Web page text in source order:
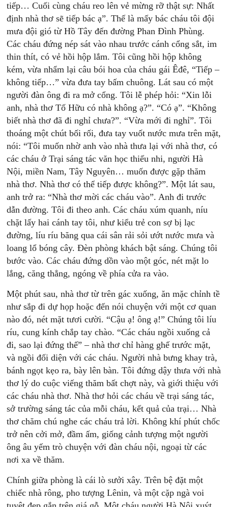
tiếp… Cuối cùng cháu reo lên vẻ mừng rỡ thật sự: Nhất
định nhà thơ sẽ tiếp bác ạ”. Thế là mấy bác cháu tôi đội
mưa đội gió từ Hồ Tây đến đường Phan Đình Phùng.
Các cháu đứng nép sát vào nhau trước cánh cổng sắt, im
thin thít, có vẻ hồi hộp lắm. Tôi cũng hồi hộp không
kém, vừa nhẩm lại câu bói hoa của cháu gái Êđê, “Tiếp –
không tiếp…” vừa đưa tay bấm chuông. Lát sau có một
người đàn ông đi ra mở cổng. Tôi lễ phép hỏi: “Xin lỗi
anh, nhà thơ Tố Hữu có nhà không ạ?”. “Có ạ”. “Không
biết nhà thơ đã đi nghỉ chưa?”. “Vừa mới đi nghỉ”. Tôi
thoáng một chút bối rối, đưa tay vuốt nước mưa trên mặt,
nói: “Tôi muốn nhờ anh vào nhà thưa lại với nhà thơ, có
các cháu ở Trại sáng tác văn học thiếu nhi, người Hà
Nội, miền Nam, Tây Nguyên… muốn được gặp thăm
nhà thơ. Nhà thơ có thể tiếp được không?”. Một lát sau,
anh trở ra: “Nhà thơ mời các cháu vào”. Anh đi trước
dẫn đường. Tôi đi theo anh. Các cháu xúm quanh, níu
chặt lấy hai cánh tay tôi, như kiểu trẻ con sợ bị lạc
đường, líu ríu băng qua cái sân rải sỏi ướt nước mưa và
loang lổ bóng cây. Đèn phòng khách bật sáng. Chúng tôi
bước vào. Các cháu đứng dồn vào một góc, nét mặt lo
lắng, căng thẳng, ngóng về phía cửa ra vào.
Một phút sau, nhà thơ từ trên gác xuống, ăn mặc chỉnh tề
như sắp đi dự họp hoặc đến nói chuyện với một cơ quan
nào đó, nét mặt tươi cười. “Cậu ạ! ông ạ!” Chúng tôi líu
ríu, cung kính chắp tay chào. “Các cháu ngồi xuống cả
đi, sao lại đứng thế” – nhà thơ chỉ hàng ghế trước mặt,
và ngồi đối diện với các cháu. Người nhà bưng khay trà,
bánh ngọt kẹo ra, bày lên bàn. Tôi đứng dậy thưa với nhà
thơ lý do cuộc viếng thăm bất chợt này, và giới thiệu với
các cháu nhà thơ. Nhà thơ hỏi các cháu về trại sáng tác,
sở trường sáng tác của mỗi cháu, kết quả của trại… Nhà
thơ chăm chú nghe các cháu trả lời. Không khí phút chốc
trở nên cởi mở, đầm ấm, giống cảnh tượng một người
ông âu yếm trò chuyện với đàn cháu nội, ngoại từ các
nơi xa về thăm.
Chính giữa phòng là cái lò sưởi xây. Trên bệ đặt một
chiếc nhà rông, pho tượng Lênin, và một cặp ngà voi